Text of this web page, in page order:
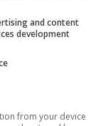
and content
development
from your device